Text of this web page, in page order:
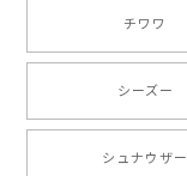
チワワ
シーズー
シュナウザー